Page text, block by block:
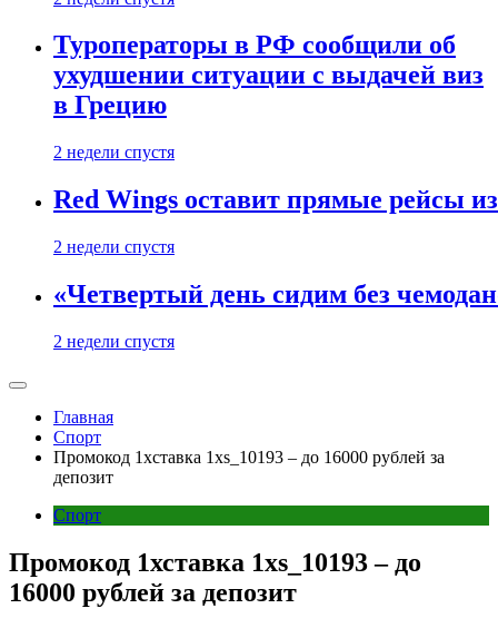
Туроператоры в РФ сообщили об
ухудшении ситуации с выдачей виз
в Грецию
2 недели спустя
Red Wings оставит прямые рейсы
2 недели спустя
«Четвертый день сидим без
2 недели спустя
Главная
Спорт
Промокод 1хставка 1xs_10193 – до 16000 рублей за
депозит
Спорт
Промокод 1хставка 1xs_10193 – до
16000 рублей за депозит